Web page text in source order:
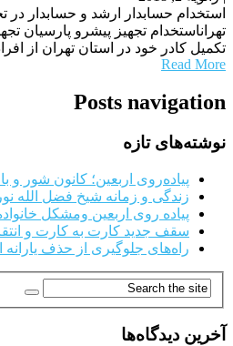
استخدام حسابدار ارشد و حسابدار در
تهراناستخدام تجهیز پیشرو پارسیان
تکمیل کادر خود در استان تهران از
Read More
Posts navigation
نوشته‌های تازه
پیاده‌روی اربعین؛ کانون شور و
زندگی و زمانه شیخ فضل الله
پیاده روی اربعین ومشکل
سقف جدید کارت به کارت و
راه‌های جلوگیری از حذف یارانه
آخرین دیدگاه‌ها